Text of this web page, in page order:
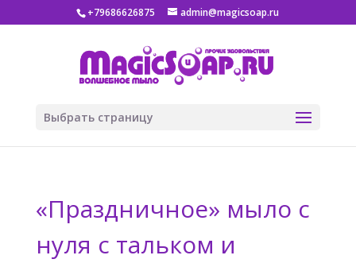
+79686626875 admin@magicsoap.ru
Выбрать страницу
«Праздничное» мыло с
нуля с тальком и